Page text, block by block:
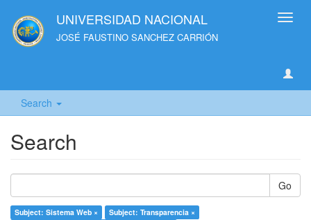
UNIVERSIDAD NACIONAL
JOSÉ FAUSTINO SANCHEZ CARRIÓN
Search
Search
Go
Subject: Sistema Web ×
Subject: Transparencia ×